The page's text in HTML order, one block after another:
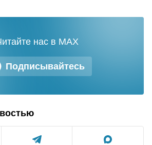
Подписывайтесь
нас в MAX